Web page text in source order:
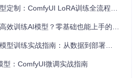
B[节点配置]
]
]
导出]
制：ComfyUI LoRA训练全流程指南
训练AI模型？零基础也能上手的工具推荐
练实战指南：从数据到部署的全流程解析
型：ComfyUI微调实战指南